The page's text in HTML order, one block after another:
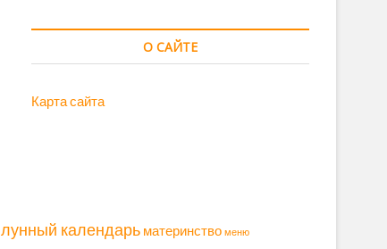
О САЙТЕ
Карта сайта
лунный календарь материнство меню